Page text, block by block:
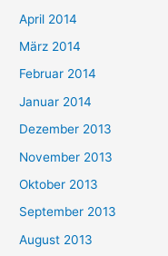
April 2014
März 2014
Februar 2014
Januar 2014
Dezember 2013
November 2013
Oktober 2013
September 2013
August 2013